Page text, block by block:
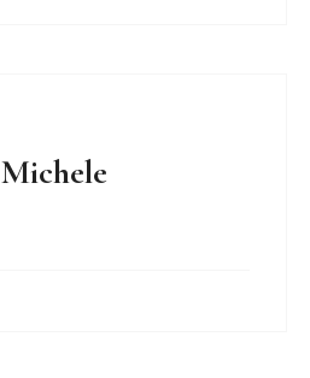
Michele